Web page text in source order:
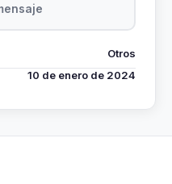
Otros
10 de enero de 2024